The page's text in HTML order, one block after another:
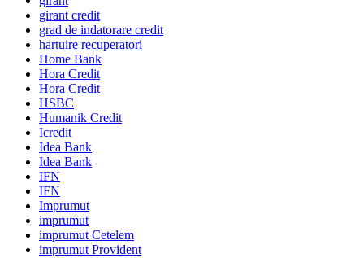
girant credit
grad de indatorare credit
hartuire recuperatori
Home Bank
Hora Credit
Hora Credit
HSBC
Humanik Credit
Icredit
Idea Bank
Idea Bank
IFN
IFN
Imprumut
imprumut
imprumut Cetelem
imprumut Provident